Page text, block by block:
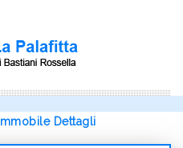
Immobile Dettagli